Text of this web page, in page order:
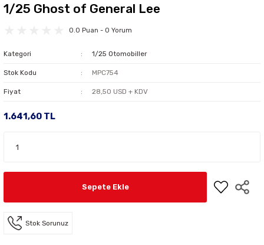
1/25 Ghost of General Lee
0.0 Puan - 0 Yorum
Kategori 1/25 Otomobiller
Stok Kodu MPC754
Fiyat 28,50 USD + KDV
1.641,60 TL
Sepete Ekle
Stok Sorunuz